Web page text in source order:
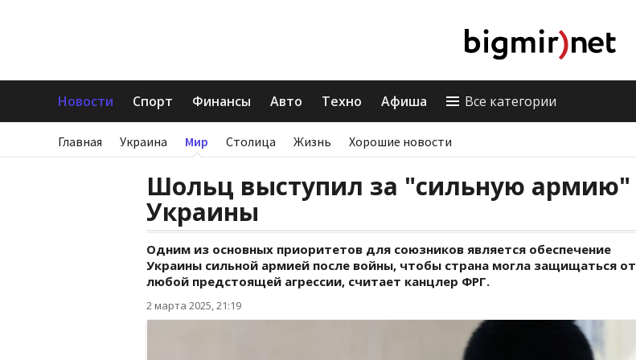
Новости Спорт Финансы Авто Техно Афиша Все категории
Главная Украина Мир Столица Жизнь Хорошие новости
Шольц выступил за "сильную армию"
Украины
Одним из основных приоритетов для союзников является обеспечение
Украины сильной армией после войны, чтобы страна могла защищаться от
любой предстоящей агрессии, считает канцлер ФРГ.
2 марта 2025, 21:19